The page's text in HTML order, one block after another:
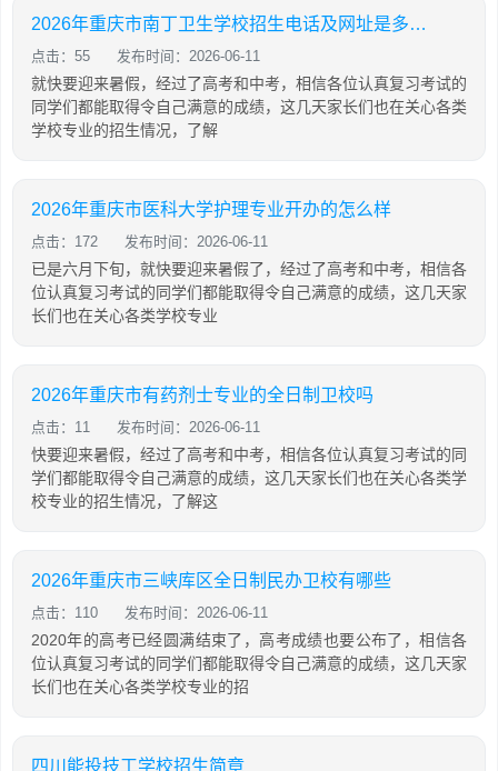
2026年重庆市南丁卫生学校招生电话及网址是多少呢
点击：55 发布时间：2026-06-11
就快要迎来暑假，经过了高考和中考，相信各位认真复习考试的
同学们都能取得令自己满意的成绩，这几天家长们也在关心各类
学校专业的招生情况，了解
2026年重庆市医科大学护理专业开办的怎么样
点击：172 发布时间：2026-06-11
已是六月下旬，就快要迎来暑假了，经过了高考和中考，相信各
位认真复习考试的同学们都能取得令自己满意的成绩，这几天家
长们也在关心各类学校专业
2026年重庆市有药剂士专业的全日制卫校吗
点击：11 发布时间：2026-06-11
快要迎来暑假，经过了高考和中考，相信各位认真复习考试的同
学们都能取得令自己满意的成绩，这几天家长们也在关心各类学
校专业的招生情况，了解这
2026年重庆市三峡库区全日制民办卫校有哪些
点击：110 发布时间：2026-06-11
2020年的高考已经圆满结束了，高考成绩也要公布了，相信各
位认真复习考试的同学们都能取得令自己满意的成绩，这几天家
长们也在关心各类学校专业的招
四川能投技工学校招生简章